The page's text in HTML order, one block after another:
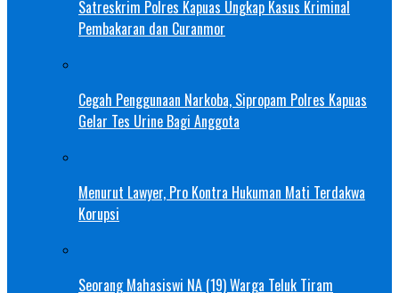
Satreskrim Polres Kapuas Ungkap Kasus Kriminal
Pembakaran dan Curanmor
Cegah Penggunaan Narkoba, Sipropam Polres Kapuas
Gelar Tes Urine Bagi Anggota
Menurut Lawyer, Pro Kontra Hukuman Mati Terdakwa
Korupsi
Seorang Mahasiswi NA (19) Warga Teluk Tiram